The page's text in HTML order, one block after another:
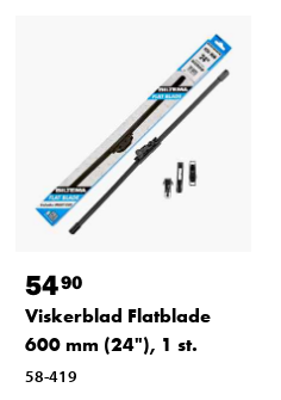
5490
Viskerblad Flatblade
600 mm (24"), 1 st.
58-419